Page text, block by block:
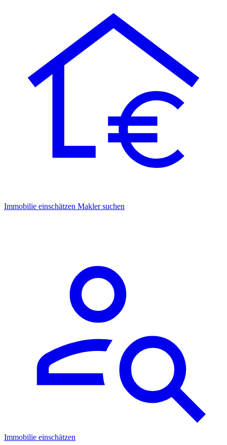
Immobilie einschätzen Makler suchen
Immobilie einschätzen